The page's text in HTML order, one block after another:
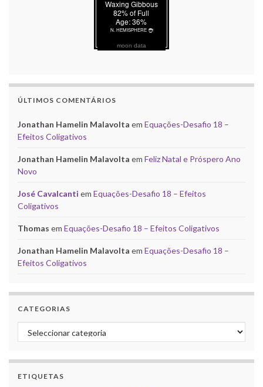
moon data
ÚLTIMOS COMENTÁRIOS
Jonathan Hamelin Malavolta em Equações-Desafio 18 –
Efeitos Coligativos
Jonathan Hamelin Malavolta em Feliz Natal e Próspero Ano
Novo
José Cavalcanti em Equações-Desafio 18 – Efeitos
Coligativos
Thomas em Equações-Desafio 18 – Efeitos Coligativos
Jonathan Hamelin Malavolta em Equações-Desafio 18 –
Efeitos Coligativos
CATEGORIAS
Categorias
ETIQUETAS